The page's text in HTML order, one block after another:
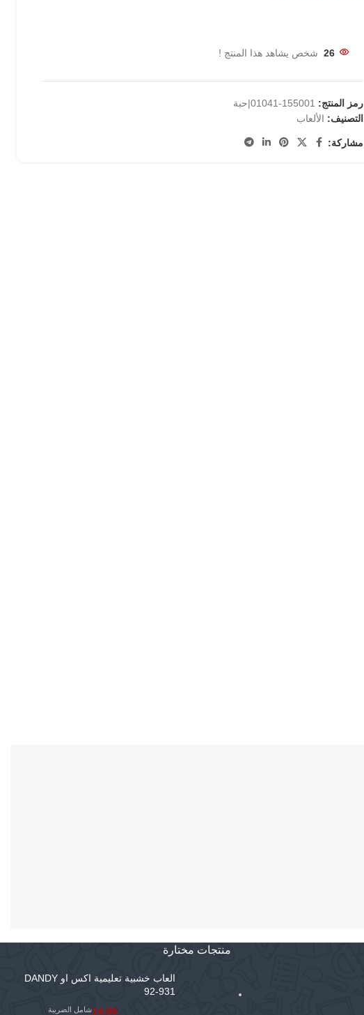
26 شخص يشاهد هذا المنتج !
رمز المنتج: 155001-01041|حبة
التصنيف: الألعاب
مشاركة:
منتجات مختارة
العاب خشبية تعليمية اكس او DANDY
92-931
14.00شامل الضريبة